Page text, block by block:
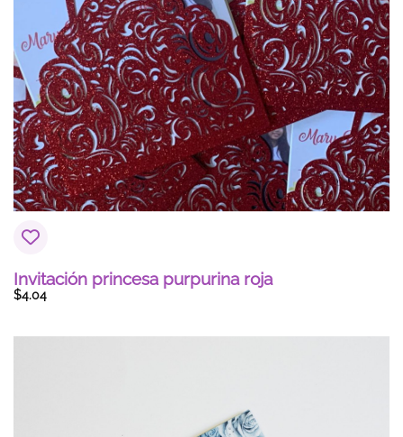
Invitación princesa purpurina roja
$4.04